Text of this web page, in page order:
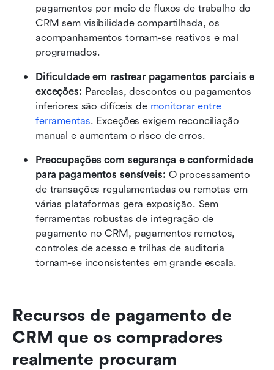
pagamentos por meio de fluxos de trabalho do
CRM sem visibilidade compartilhada, os
acompanhamentos tornam-se reativos e mal
programados.
Dificuldade em rastrear pagamentos parciais e
exceções: Parcelas, descontos ou pagamentos
inferiores são difíceis de monitorar entre
ferramentas. Exceções exigem reconciliação
manual e aumentam o risco de erros.
Preocupações com segurança e conformidade
para pagamentos sensíveis: O processamento
de transações regulamentadas ou remotas em
várias plataformas gera exposição. Sem
ferramentas robustas de integração de
pagamento no CRM, pagamentos remotos,
controles de acesso e trilhas de auditoria
tornam-se inconsistentes em grande escala.
Recursos de pagamento de
CRM que os compradores
realmente procuram